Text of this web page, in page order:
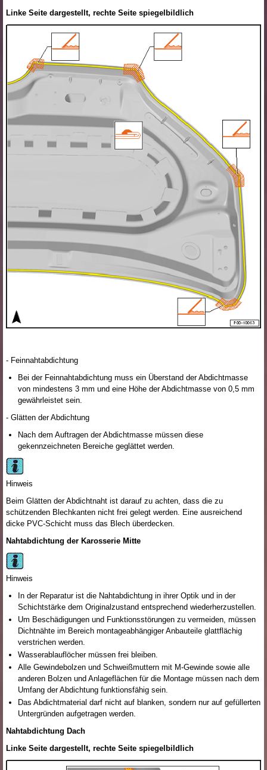
Linke Seite dargestellt, rechte Seite spiegelbildlich
- Feinnahtabdichtung
Bei der Feinnahtabdichtung muss ein Überstand der Abdichtmasse
von mindestens 3 mm und eine Höhe der Abdichtmasse von 0,5 mm
gewährleistet sein.
- Glätten der Abdichtung
Nach dem Auftragen der Abdichtmasse müssen diese
gekennzeichneten Bereiche geglättet werden.
Hinweis
Beim Glätten der Abdichtnaht ist darauf zu achten, dass die zu
schützenden Blechkanten nicht frei gelegt werden. Eine ausreichend
dicke PVC-Schicht muss das Blech überdecken.
Nahtabdichtung der Karosserie Mitte
Hinweis
In der Reparatur ist die Nahtabdichtung in ihrer Optik und in der
Schichtstärke dem Originalzustand entsprechend wiederherzustellen.
Um Beschädigungen und Funktionsstörungen zu vermeiden, müssen
Dichtnähte im Bereich montageabhängiger Anbauteile glattflächig
verstrichen werden.
Wasserablauflöcher müssen frei bleiben.
Alle Gewindebolzen und Schweißmuttern mit M-Gewinde sowie alle
anderen Bolzen und Anlageflächen für die Montage müssen nach dem
Umfang der Abdichtung funktionsfähig sein.
Das Abdichtmaterial darf nicht auf blanken, sondern nur auf gefüllerten
Untergründen aufgetragen werden.
Nahtabdichtung Dach
Linke Seite dargestellt, rechte Seite spiegelbildlich